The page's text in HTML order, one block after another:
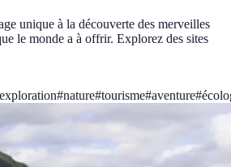
unique à la découverte des merveilles
le monde a à offrir. Explorez des sites
exploration#nature#tourisme#aventure#